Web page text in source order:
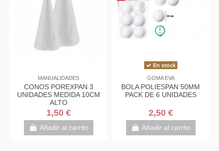
MANUALIDADES
CONOS POREXPAN 3
UNIDADES MEDIDA 10CM
ALTO
1,50 €
Añadir al carrito
En stock
GOMA EVA
BOLA POLIESPAN 50MM
PACK DE 6 UNIDADES
2,50 €
Añadir al carrito